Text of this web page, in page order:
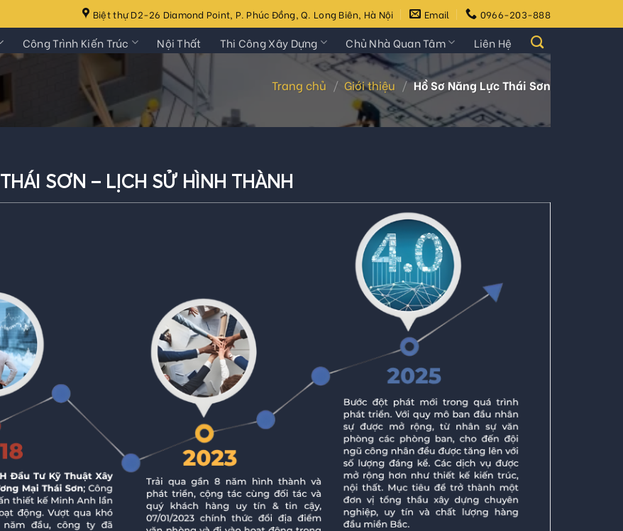
Biệt thự D2-26 Diamond Point, P. Phúc Đồng, Q. Long Biên, Hà Nội Email 0966-203-888
Công Trình Kiến Trúc Nội Thất Thi Công Xây Dựng Chủ Nhà Quan Tâm Liên Hệ
Trang chủ / Giới thiệu / Hồ Sơ Năng Lực Thái Sơn
THÁI SƠN – LỊCH SỬ HÌNH THÀNH